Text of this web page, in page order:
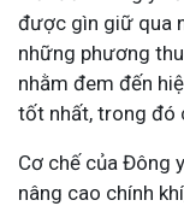
được gìn giữ qua
những phương
nhằm đem đến
tốt nhất, trong đó
Cơ chế của Đông
nâng cao chính